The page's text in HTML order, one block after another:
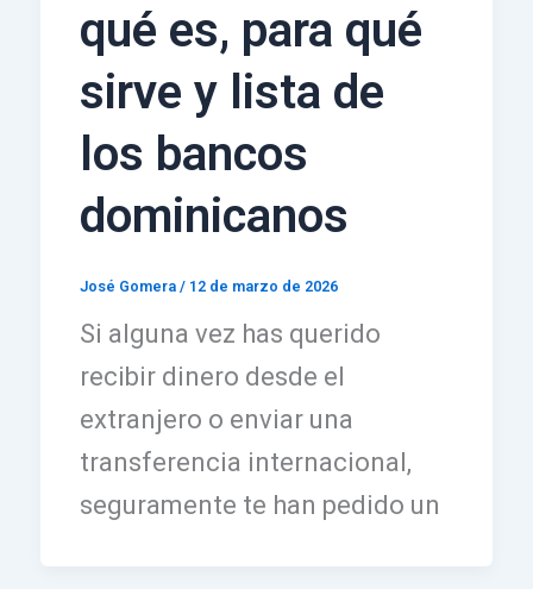
qué es, para qué
sirve y lista de
los bancos
dominicanos
José Gomera / 12 de marzo de 2026
Si alguna vez has querido
recibir dinero desde el
extranjero o enviar una
transferencia internacional,
seguramente te han pedido un